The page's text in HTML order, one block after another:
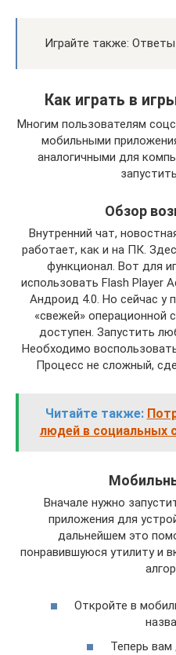
Играйте также:
Как играть в
Многим пользователям
мобильными
аналогичными для
Обзор
Внутренний чат,
работает, как и на ПК.
функционал. Вот для
использовать Flash Player
Андроид 4.0. Но сейчас у
«свежей» операционной
доступен. Запустить
Необходимо
Процесс не сложный,
Читайте также:
людей в социальных
Вначале нужно
приложения для
дальнейшем это
понравившуюся утилиту и
Откройте в
Теперь вам